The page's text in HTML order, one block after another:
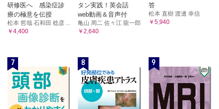
研修医へ 感染症診
療の極意を伝授
松本 哲哉 石和田 稔彦 ...
￥4,400
タン実践！英会話
web動画＆音声付
亀山 周二 佐々江 龍一郎
￥2,640
答
松本 直樹 渡邊 幸信
￥5,940
7 8 9